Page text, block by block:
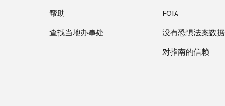
帮助
查找当地办事处
FOIA
没有恐惧法案数据
对指南的信赖